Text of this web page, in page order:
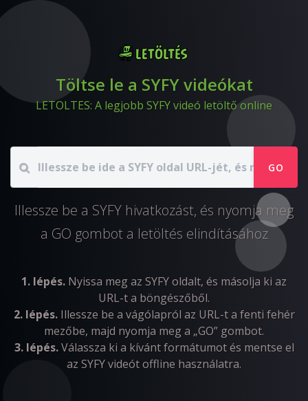
Töltse le a SYFY videókat
LETOLTES: A legjobb SYFY videó letöltő online
GO
Illessze be a SYFY hivatkozást, és nyomja meg
a GO gombot a letöltés elindításához
1. lépés. Nyissa meg az SYFY oldalt, és másolja ki az
URL-t a böngészőből.
2. lépés.Illessze be a vágólapról az URL-t a fenti fehér
mezőbe, majd nyomja meg a „GO” gombot.
3. lépés.Válassza ki a kívánt formátumot és mentse el
az SYFY videót offline használatra.